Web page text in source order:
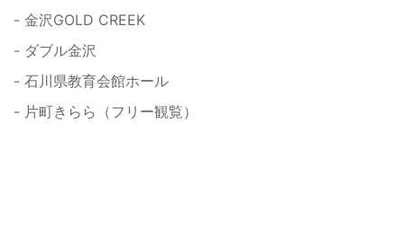
- 金沢GOLD CREEK
- ダブル金沢
- 石川県教育会館ホール
- 片町きらら（フリー観覧）